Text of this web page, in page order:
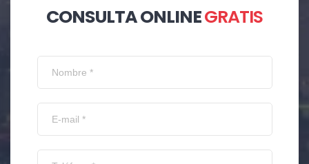
CONSULTA ONLINEGRATIS